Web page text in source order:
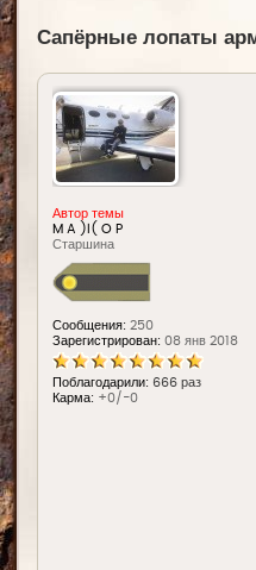
Сапёрные лопаты
Автор темы
M A )l( O P
Старшина
Сообщения: 250
Зарегистрирован: 08 янв 2018
Поблагодарили: 666 раз
Карма: +0/-0